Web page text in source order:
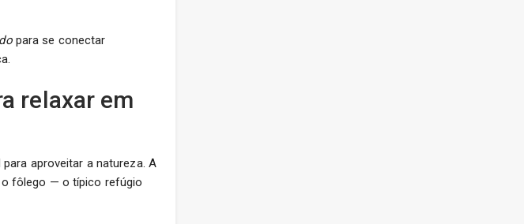
para se conectar
relaxar em
aproveitar a natureza. A
o fôlego — o típico refúgio